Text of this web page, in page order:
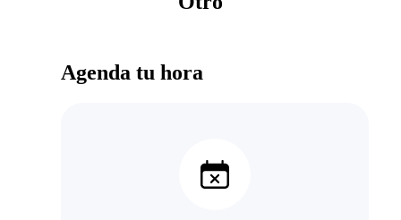
Agenda tu hora